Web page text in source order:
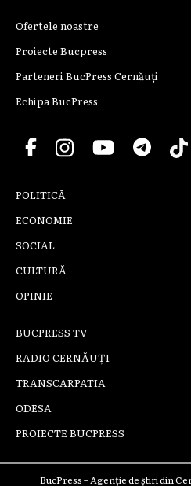
Ofertele noastre
Proiecte Bucpress
Parteneri BucPress Cernăuți
Echipa BucPress
POLITICĂ
ECONOMIE
SOCIAL
CULTURĂ
OPINIE
BUCPRESS TV
RADIO CERNĂUȚI
TRANSCARPATIA
ODESA
PROIECTE BUCPRESS
BucPress – Agenție de știri din